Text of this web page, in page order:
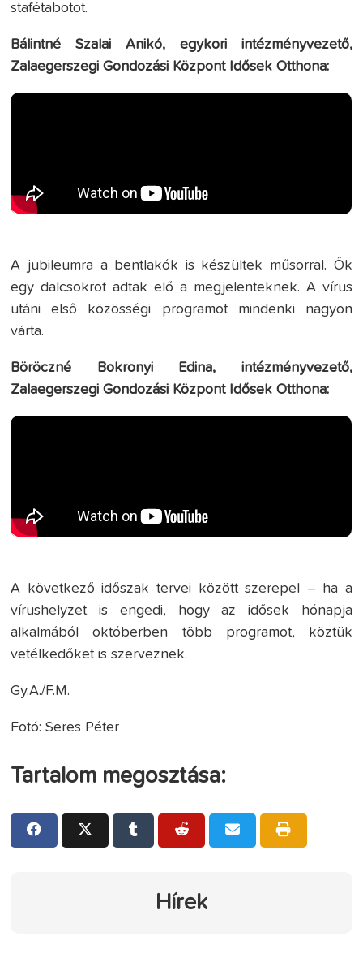
stafétabotot.
Bálintné Szalai Anikó, egykori intézményvezető,
Zalaegerszegi Gondozási Központ Idősek Otthona:
A jubileumra a bentlakók is készültek műsorral. Ők
egy dalcsokrot adtak elő a megjelenteknek. A vírus
utáni első közösségi programot mindenki nagyon
várta.
Böröczné Bokronyi Edina, intézményvezető,
Zalaegerszegi Gondozási Központ Idősek Otthona:
A következő időszak tervei között szerepel – ha a
vírushelyzet is engedi, hogy az idősek hónapja
alkalmából októberben több programot, köztük
vetélkedőket is szerveznek.
Gy.A./F.M.
Fotó: Seres Péter
Tartalom megosztása:
Hírek